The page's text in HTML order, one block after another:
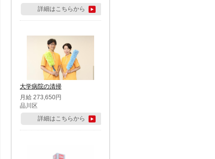
詳細はこちらから
大学病院の清掃
月給 273,650円
品川区
詳細はこちらから